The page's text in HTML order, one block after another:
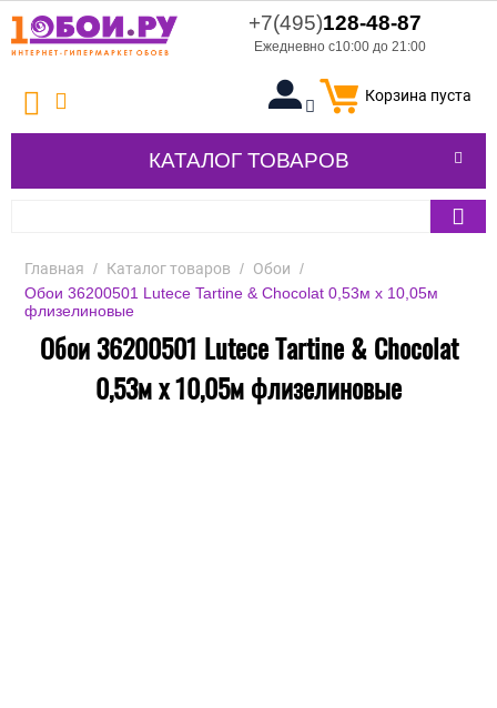
+7(495)128-48-87
Ежедневно с10:00 до 21:00
Корзина пуста
КАТАЛОГ ТОВАРОВ
Главная / Каталог товаров / Обои /
Обои 36200501 Lutece Tartine & Chocolat 0,53м x 10,05м
флизелиновые
Обои 36200501 Lutece Tartine & Chocolat
0,53м x 10,05м флизелиновые